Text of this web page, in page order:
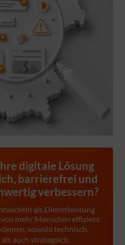
digitale Lösung
barrierefrei und
verbessern?
als Dienstleistung
mehr Menschen effizient
sowohl technisch,
auch strategisch.